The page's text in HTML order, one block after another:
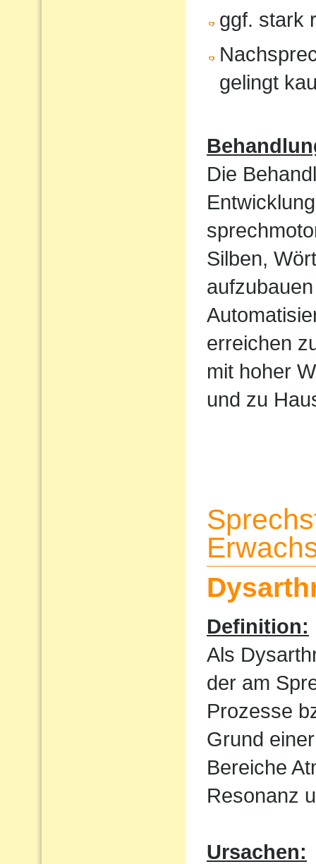
ggf. stark
gelingt
Die
Silben,
erreichen
mit hoher
und zu
Definition:
Als
der am
Prozesse
Grund
Bereiche
Resonanz
Ursachen: